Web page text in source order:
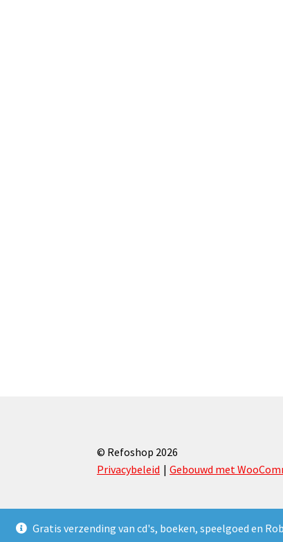
Gratis verzending van cd's, boeken, speelgoed en
© Refoshop 2026
Privacybeleid
Gebouwd met